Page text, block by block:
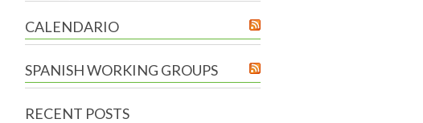
CALENDARIO
SPANISH WORKING GROUPS
RECENT POSTS